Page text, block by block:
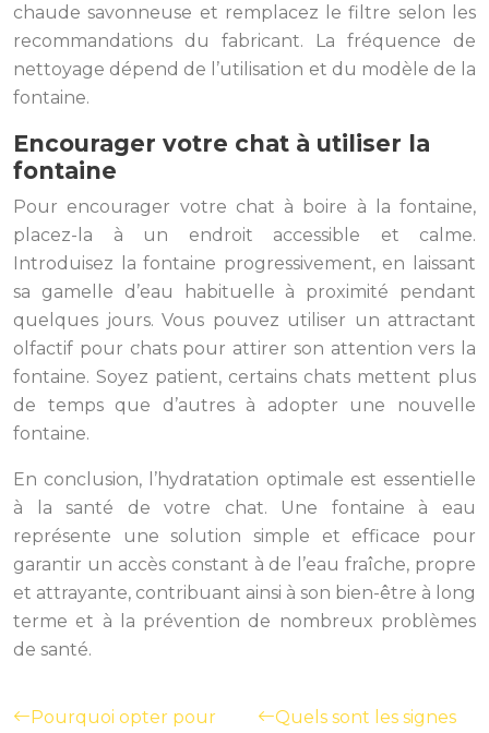
chaude savonneuse et remplacez le filtre selon les
recommandations du fabricant. La fréquence de
nettoyage dépend de l’utilisation et du modèle de la
fontaine.
Encourager votre chat à utiliser la
fontaine
Pour encourager votre chat à boire à la fontaine,
placez-la à un endroit accessible et calme.
Introduisez la fontaine progressivement, en laissant
sa gamelle d’eau habituelle à proximité pendant
quelques jours. Vous pouvez utiliser un attractant
olfactif pour chats pour attirer son attention vers la
fontaine. Soyez patient, certains chats mettent plus
de temps que d’autres à adopter une nouvelle
fontaine.
En conclusion, l’hydratation optimale est essentielle
à la santé de votre chat. Une fontaine à eau
représente une solution simple et efficace pour
garantir un accès constant à de l’eau fraîche, propre
et attrayante, contribuant ainsi à son bien-être à long
terme et à la prévention de nombreux problèmes
de santé.
Pourquoi opter pour
Quels sont les signes